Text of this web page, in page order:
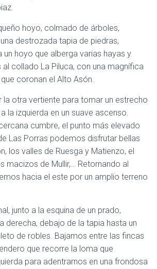
hoyo, colmado de árboles,
destrozada tapia de piedras,
un hoyo que alberga varias hayas y
collado La Piluca, con una magnífica
coronan el Alto Asón.
la otra vertiente para tomar un estrecho
la izquierda en un suave ascenso.
cumbre, el punto más elevado
Las Porras podemos disfrutar bellas
los valles de Ruesga y Matienzo, el
macizos de Mullir,… Retornando al
hacia el este por un amplio terreno
junto a la esquina de un prado,
derecha, debajo de la tapia hasta un
de robles. Bajamos entre las fincas
que recorre la loma que
para adentrarnos en una frondosa